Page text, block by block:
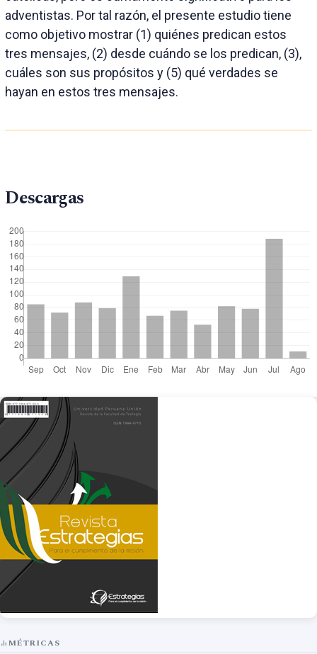
adventistas. Por tal razón, el presente estudio tiene
como objetivo mostrar (1) quiénes predican estos
tres mensajes, (2) desde cuándo se los predican, (3),
cuáles son sus propósitos y (5) qué verdades se
hayan en estos tres mensajes.
Descargas
MÉTRICAS